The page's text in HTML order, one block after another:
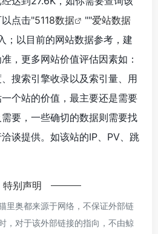
点击"5118数据 ""爱站数据
；以目前的网站数据参考，建
，更多网站价值评估因素如：
搜索引擎收录以及索引量、用
个站的价值，最主要还是需要
要，一些确切的数据则需要找
谈提供。如该站的IP、PV、跳
特别声明
里奥都来源于网络，不保证外部链
，对于该外部链接的指向，不由鲸